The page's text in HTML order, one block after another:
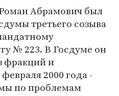
Абрамович был
третьего созыва
№ 223. В Госдуме он
фракций и
2000 года -
по проблемам